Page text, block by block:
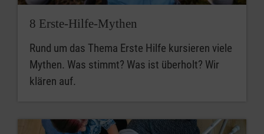
8 Erste-Hilfe-Mythen
Rund um das Thema Erste Hilfe kursieren viele
Mythen. Was stimmt? Was ist überholt? Wir
klären auf.